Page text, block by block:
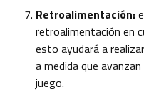
Retroalimentación:
retroalimentación en
esto ayudará a
a medida que
juego.